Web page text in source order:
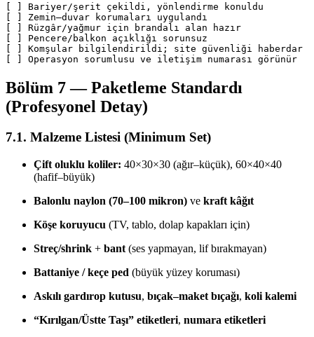
[ ] Bariyer/şerit çekildi, yönlendirme konuldu
[ ] Zemin–duvar korumaları uygulandı
[ ] Rüzgâr/yağmur için brandalı alan hazır
[ ] Pencere/balkon açıklığı sorunsuz
[ ] Komşular bilgilendirildi; site güvenliği haberdar
[ ] Operasyon sorumlusu ve iletişim numarası görünür
Bölüm 7 — Paketleme Standardı
(Profesyonel Detay)
7.1. Malzeme Listesi (Minimum Set)
Çift oluklu koliler: 40×30×30 (ağır–küçük), 60×40×40
(hafif–büyük)
Balonlu naylon (70–100 mikron) ve kraft kâğıt
Köşe koruyucu (TV, tablo, dolap kapakları için)
Streç/shrink + bant (ses yapmayan, lif bırakmayan)
Battaniye / keçe ped (büyük yüzey koruması)
Askılı gardırop kutusu, bıçak–maket bıçağı, koli kalemi
“Kırılgan/Üstte Taşı” etiketleri, numara etiketleri